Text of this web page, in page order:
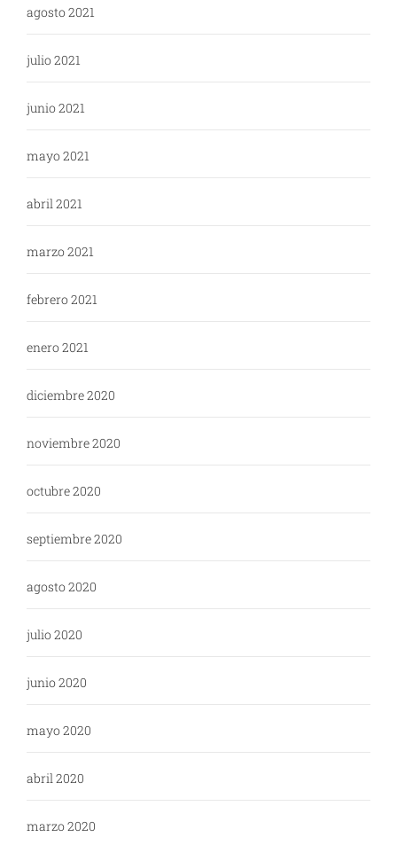
agosto 2021
julio 2021
junio 2021
mayo 2021
abril 2021
marzo 2021
febrero 2021
enero 2021
diciembre 2020
noviembre 2020
octubre 2020
septiembre 2020
agosto 2020
julio 2020
junio 2020
mayo 2020
abril 2020
marzo 2020